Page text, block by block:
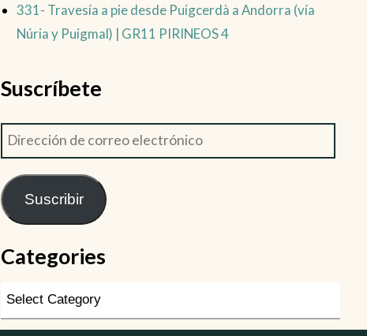
331- Travesía a pie desde Puigcerdà a Andorra (vía
Núria y Puigmal) | GR11 PIRINEOS 4
Suscríbete
Suscribir
Categories